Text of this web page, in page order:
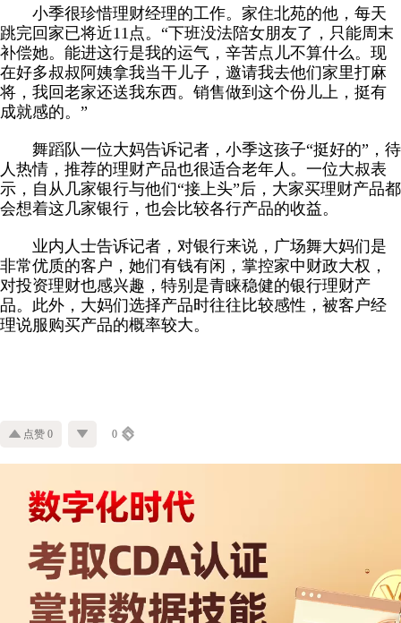
小季很珍惜理财经理的工作。家住北苑的他，每天
跳完回家已将近11点。“下班没法陪女朋友了，只能周末
补偿她。能进这行是我的运气，辛苦点儿不算什么。现
在好多叔叔阿姨拿我当干儿子，邀请我去他们家里打麻
将，我回老家还送我东西。销售做到这个份儿上，挺有
成就感的。”
舞蹈队一位大妈告诉记者，小季这孩子“挺好的”，待
人热情，推荐的理财产品也很适合老年人。一位大叔表
示，自从几家银行与他们“接上头”后，大家买理财产品都
会想着这几家银行，也会比较各行产品的收益。
业内人士告诉记者，对银行来说，广场舞大妈们是
非常优质的客户，她们有钱有闲，掌控家中财政大权，
对投资理财也感兴趣，特别是青睐稳健的银行理财产
品。此外，大妈们选择产品时往往比较感性，被客户经
理说服购买产品的概率较大。
点赞 0 0